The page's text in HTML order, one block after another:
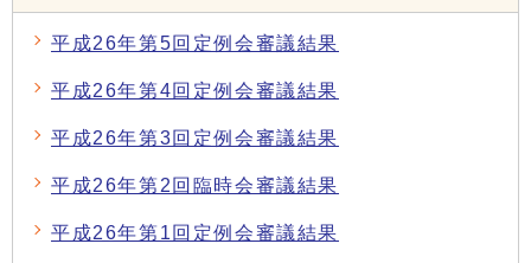
平成26年第5回定例会審議結果
平成26年第4回定例会審議結果
平成26年第3回定例会審議結果
平成26年第2回臨時会審議結果
平成26年第1回定例会審議結果